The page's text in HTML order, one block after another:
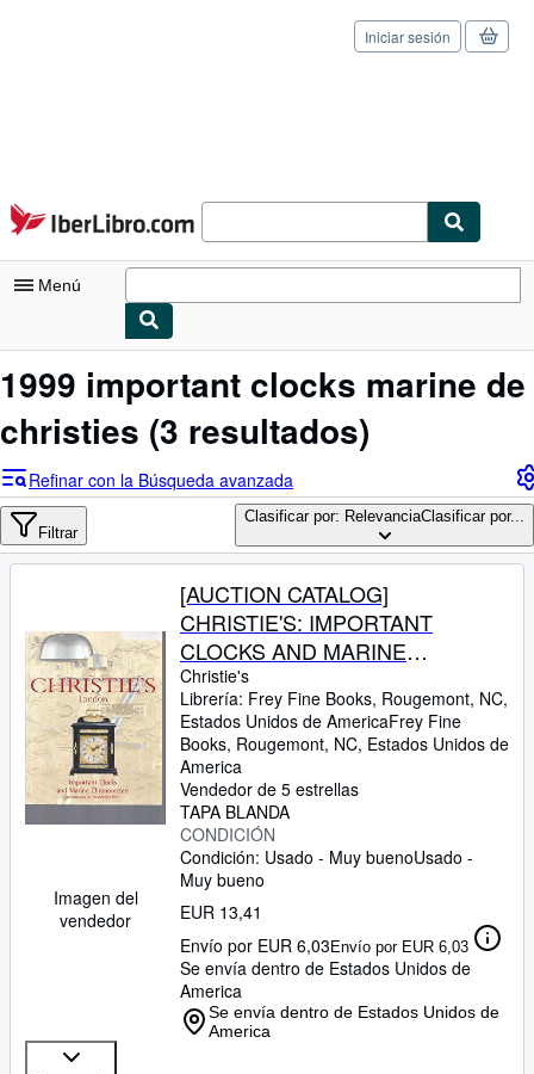
Pasar al contenido principal
IberLibro.com
Iniciar sesión
Menú
Mi cuenta
Consultar mis pedidos
Búsqueda avanzada
Colecciones
Vendedores
Comenzar a vender
Ayuda
CERRAR
1999 important clocks marine de
christies (3 resultados)
Refinar con la Búsqueda avanzada
Filtrar
Clasificar por: RelevanciaClasificar por...
Imagen del
vendedor
[AUCTION CATALOG]
CHRISTIE'S: IMPORTANT
CLOCKS AND MARINE
CHRONOMETERS:
WEDNESDAY 24 NOVEMBER
1999
Christie's
Librería: Frey Fine Books, Rougemont, NC,
Estados Unidos de AmericaFrey Fine
Books, Rougemont, NC, Estados Unidos de
America
Vendedor de 5 estrellas
TAPA BLANDA
CONDICIÓN
Condición: Usado - Muy buenoUsado -
Muy bueno
EUR 13,41
Envío por EUR 6,03Envío por EUR 6,03
Se envía dentro de Estados Unidos de
America
Se envía dentro de Estados Unidos de
America